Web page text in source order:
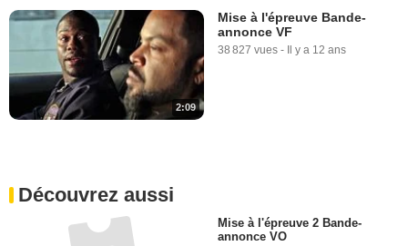
2:09
Mise à l'épreuve Bande-
annonce VF
38 827 vues - Il y a 12 ans
Découvrez aussi
Mise à l'épreuve 2 Bande-
annonce VO